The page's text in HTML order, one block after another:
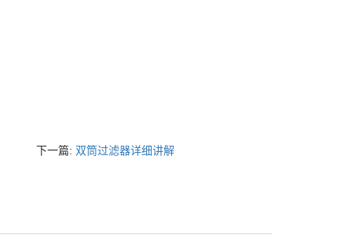
下一篇: 双筒过滤器详细讲解